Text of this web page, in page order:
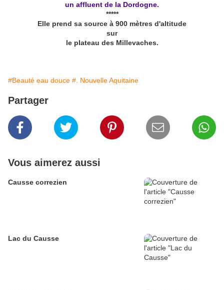
un affluent de la Dordogne.
*****
Elle prend sa source à 900 mètres d'altitude
sur
le plateau des Millevaches.
#Beauté eau douce #. Nouvelle Aquitaine
Partager
Vous aimerez aussi
Causse correzien
Lac du Causse